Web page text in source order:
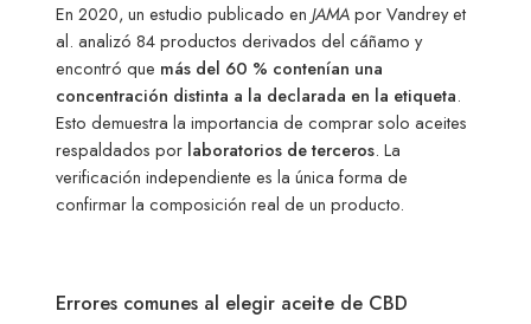
En 2020, un estudio publicado enJAMApor Vandrey et
al. analizó 84 productos derivados del cáñamo y
encontró que más del 60 % contenían una
concentración distinta a la declarada en la etiqueta.
Esto demuestra la importancia de comprar solo aceites
respaldados por laboratorios de terceros. La
verificación independiente es la única forma de
confirmar la composición real de un producto.
Errores comunes al elegir aceite de CBD